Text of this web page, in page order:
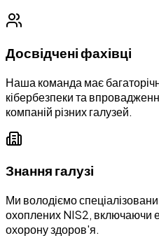
Досвідчені фахівці
Наша команда має
кібербезпеки та
компаній різних галузей.
Знання галузі
Ми володіємо
охоплених NIS2, включаючи
охорону здоров'я.